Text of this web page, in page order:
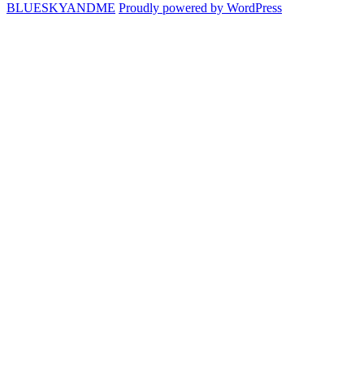
BLUESKYANDME Proudly powered by WordPress